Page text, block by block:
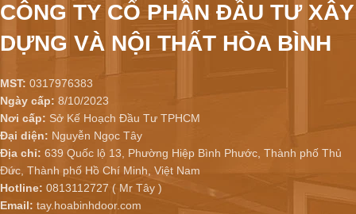
CÔNG TY CỔ PHẦN ĐẦU TƯ XÂY
DỰNG VÀ NỘI THẤT HÒA BÌNH
MST: 0317976383
Ngày cấp: 8/10/2023
Nơi cấp: Sở Kế Hoạch Đầu Tư TPHCM
Đại diện: Nguyễn Ngọc Tây
Địa chỉ: 639 Quốc lộ 13, Phường Hiệp Bình Phước, Thành phố Thủ
Đức, Thành phố Hồ Chí Minh, Việt Nam
Hotline: 0813112727 ( Mr Tây )
Email: tay.hoabinhdoor.com